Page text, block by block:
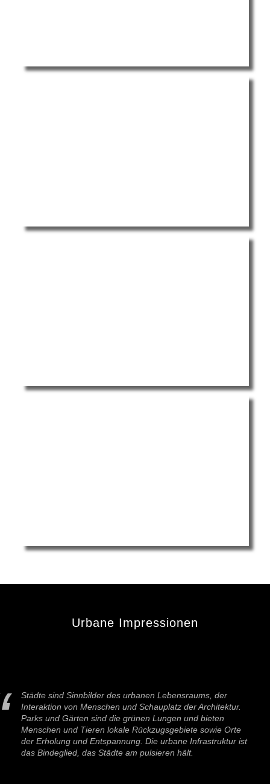
Urbane Impressionen
Städte sind Sinnbilder des urbanen Lebensraums, der
Interaktion von Menschen und Schauplatz der Architektur.
Parks und Gärten sind die grünen Lungen und bieten
Menschen und Tieren lokale Rückzugsgebiete sowie Orte
der Erholung und Entspannung. Die urbane Infrastruktur ist
das Bindeglied, das Städte am pulsieren hält.